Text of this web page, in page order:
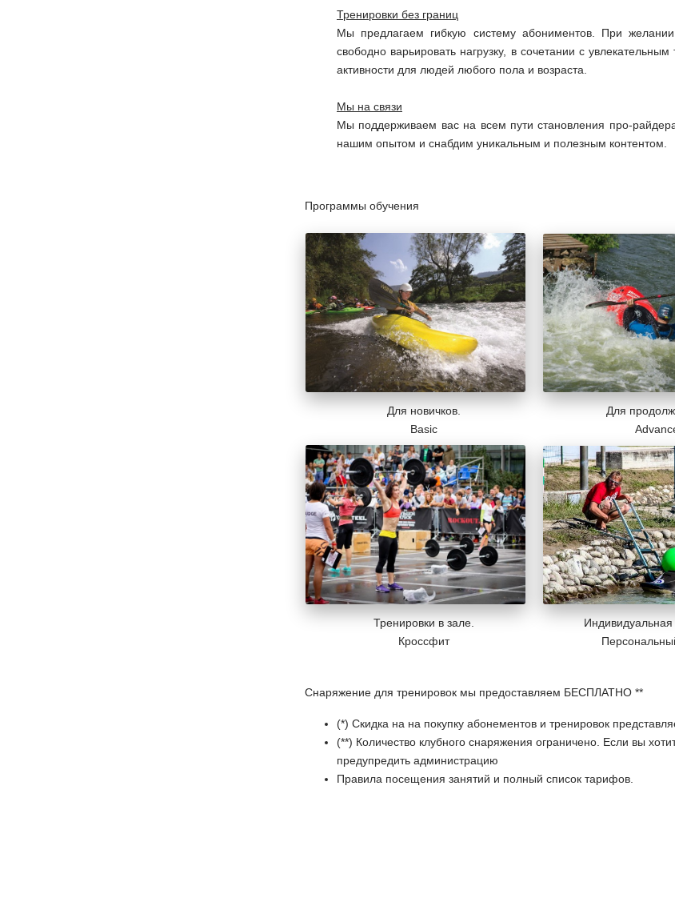
Тренировки без границ
Мы предлагаем гибкую систему абониментов. При
свободно варьировать нагрузку, в сочетании с
активности для людей любого пола и возраста.
Мы на связи
Мы поддерживаем вас на всем пути становления про-
нашим опытом и снабдим уникальным и полезным контентом.
Программы обучения
Для новичков.
Basic
Для
Тренировки в зале.
Кроссфит
Индивидуальная
Снаряжение для тренировок мы предоставляем БЕСПЛАТНО **
(*) Скидка на на покупку абонементов и тренировок
(**) Количество клубного снаряжения ограничено. Если вы
предупредить администрацию
Правила посещения занятий и полный список тарифов.